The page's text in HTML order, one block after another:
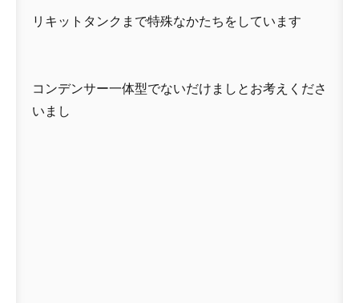
リキットタンクまで特殊なかたちをしています
コンデンサー一体型でないだけましとお考えくださ
いまし